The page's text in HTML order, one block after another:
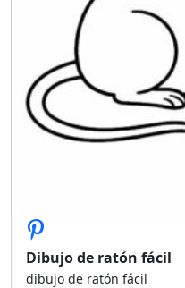
Dibujo de ratón fácil
dibujo de ratón fácil